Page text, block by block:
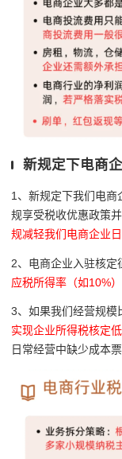
新规定下电商
1、新规定下我们电商
规享受税收优惠政策并
规减轻我们电商企业
2、电商企业入驻核定
应税所得率（如10%
3、如果我们经营规模
实现企业所得税核定低
日常经营中缺少成本票